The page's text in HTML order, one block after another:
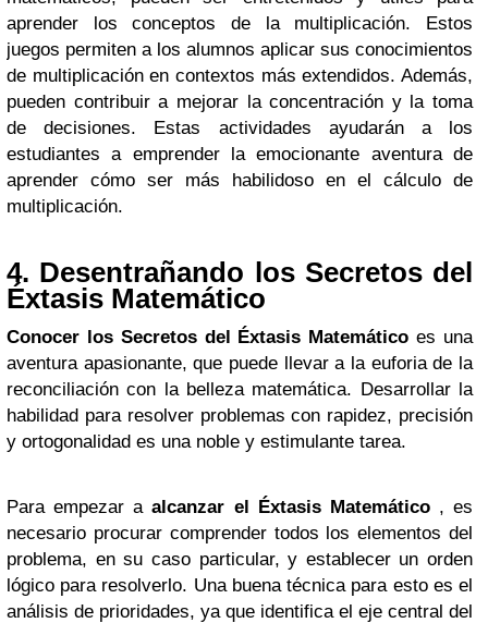
aprender los conceptos de la multiplicación. Estos
juegos permiten a los alumnos aplicar sus conocimientos
de multiplicación en contextos más extendidos. Además,
pueden contribuir a mejorar la concentración y la toma
de decisiones. Estas actividades ayudarán a los
estudiantes a emprender la emocionante aventura de
aprender cómo ser más habilidoso en el cálculo de
multiplicación.
4. Desentrañando los Secretos del
Éxtasis Matemático
Conocer los Secretos del Éxtasis Matemático es una
aventura apasionante, que puede llevar a la euforia de la
reconciliación con la belleza matemática. Desarrollar la
habilidad para resolver problemas con rapidez, precisión
y ortogonalidad es una noble y estimulante tarea.
Para empezar aalcanzar el Éxtasis Matemático , es
necesario procurar comprender todos los elementos del
problema, en su caso particular, y establecer un orden
lógico para resolverlo. Una buena técnica para esto es el
análisis de prioridades, ya que identifica el eje central del